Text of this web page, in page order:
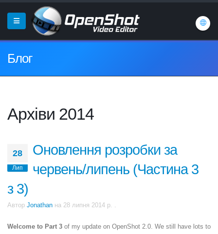
Блог
Архіви 2014
28
Лип
Оновлення розробки за
червень/липень (Частина 3
з 3)
Автор Jonathan на 28 липня 2014 р. .
Welcome to Part 3 of my update on OpenShot 2.0. We still have lots to